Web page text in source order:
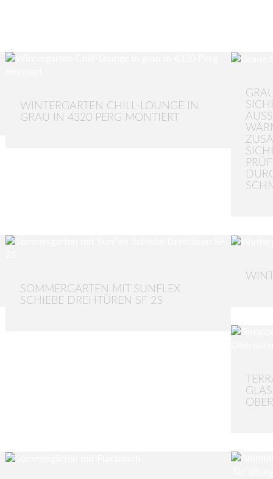
WINTERGARTEN CHILL-LOUNGE IN
GRAU IN 4320 PERG MONTIERT
SOMMERGARTEN MIT SUNFLEX
SCHIEBE DREHTÜREN SF 25